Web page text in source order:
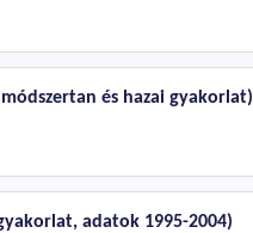
és hazai gyakorlat)
adatok 1995-2004)